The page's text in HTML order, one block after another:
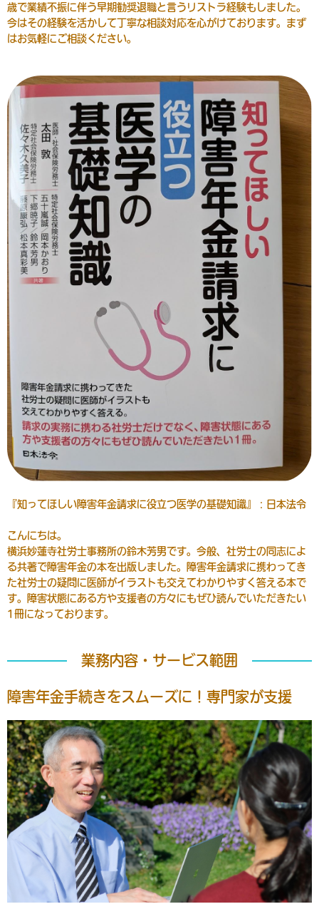
歳で業績不振に伴う早期勧奨退職と言うリストラ経験もしました。
今はその経験を活かして丁寧な相談対応を心がけております。まず
はお気軽にご相談ください。
『知ってほしい障害年金請求に役立つ医学の基礎知識』：日本法令
こんにちは。
横浜妙蓮寺社労士事務所の鈴木芳男です。今般、社労士の同志によ
る共著で障害年金の本を出版しました。障害年金請求に携わってき
た社労士の疑問に医師がイラストも交えてわかりやすく答える本で
す。障害状態にある方や支援者の方々にもぜひ読んでいただきたい
1冊になっております。
業務内容・サービス範囲
障害年金手続きをスムーズに！専門家が支援